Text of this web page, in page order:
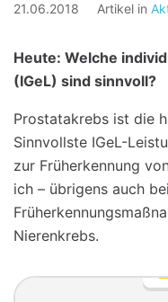
21.06.2018 Artikel in
Heute: Welche
(IGeL) sind sinnvoll?
Prostatakrebs ist die
Sinnvollste IGeL-
zur Früherkennung
ich – übrigens auch
Nierenkrebs.